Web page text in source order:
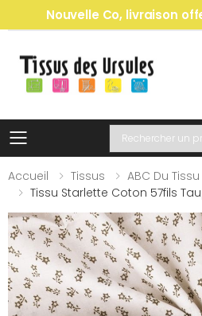
Nouvelle Co, livraison
Toggle mobile
Recherche
Accueil
Tissus ABC Du Tissu
Tissu Starlette Coton 57fils